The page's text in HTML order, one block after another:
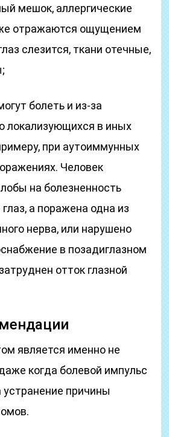
мешок, аллергические
отражаются ощущением
слезится, ткани отечные,
болеть и из-за
локализующихся в иных
при аутоиммунных
Человек
на болезненность
а поражена одна из
нерва, или нарушено
в позадиглазном
отток глазной
является именно не
когда болевой импульс
устранение причины